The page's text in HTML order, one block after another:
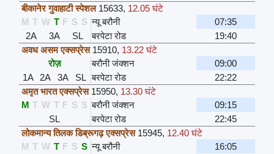
बीकानेर गुवाहाटी स्पेशल 15633, 12.05 घंटे
M T W T F S S न्यू बरौनी
07:35
2A
3A SL बरपेटा रोड
19:40
अवध असम एक्सप्रेस 15910, 13.22 घंटे
रोज़
बरौनी जंक्शन
09:00
1A
2A 3A SL बरपेटा रोड
22:22
अमृत भारत एक्सप्रेस 15950, 13.30 घंटे
M T W T F S S बरौनी जंक्शन
09:15
SL
बरपेटा रोड
22:45
लोकमान्य तिलक डिब्रूगढ़ एक्सप्रेस 15945, 12.40 घंटे
M T W T F S S न्यू बरौनी
16:05